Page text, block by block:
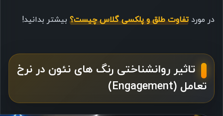
در مورد تفاوت طلق و پلکسی گلاس چیست؟ بیشتر بدانید!
تاثیر روانشناختی رنگ های نئون در نرخ
تعامل (Engagement)